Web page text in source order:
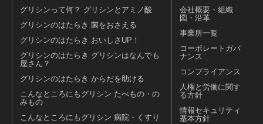
グリシンって何？ グリシンとアミノ酸
グリシンのはたらき 菌をおさえる
グリシンのはたらき おいしさUP！
グリシンのはたらき グリシンはなんでも
屋さん？
グリシンのはたらき からだを助ける
こんなところにもグリシン たべもの・の
みもの
こんなところにもグリシン 病院・くすり
会社概要・組織
図・沿革
事業所一覧
コーポレートガバ
ナンス
コンプライアンス
人権と労働に関す
る方針
情報セキュリティ
基本方針